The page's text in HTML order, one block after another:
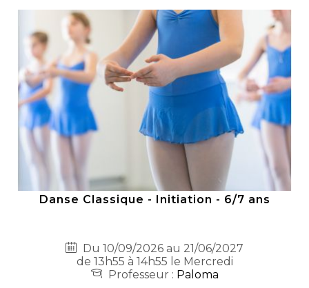
Danse Classique - Initiation - 6/7 ans
Du 10/09/2026 au 21/06/2027
de 13h55 à 14h55 le Mercredi
Professeur : Paloma